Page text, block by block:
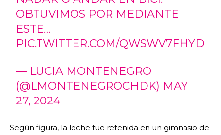
OBTUVIMOS POR MEDIANTE
ESTE…
PIC.TWITTER.COM/QWSWV7FHYD
— LUCIA MONTENEGRO
(@LMONTENEGROCHDK) MAY
27, 2024
Según figura, la leche fue retenida en un gimnasio de